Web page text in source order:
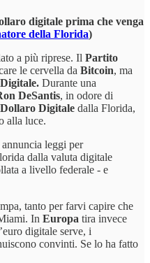
digitale prima che venga
della Florida)
a più riprese. Il Partito
le cervella da Bitcoin, ma
Durante una
DeSantis, in odore di
Dollaro Digitale dalla Florida,
alla luce.
leggi per
dalla valuta digitale
a livello federale - e
tanto per farvi capire che
In Europa tira invece
digitale serve, i
convinti. Se lo ha fatto